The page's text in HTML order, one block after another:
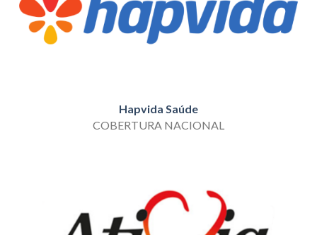
Hapvida Saúde
COBERTURA NACIONAL